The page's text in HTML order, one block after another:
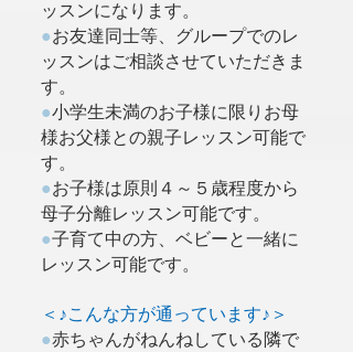
ッスンになります。
●お友達同士等、グループでのレ
ッスンはご相談させていただきま
す。
●小学生未満のお子様に限りお母
様お父様との親子レッスン可能で
す。
●お子様は原則４～５歳程度から
母子分離レッスン可能です。
●子育て中の方、ベビーと一緒に
レッスン可能です。
＜♪こんな方が通っています♪＞
●赤ちゃんがねんねしている隣で